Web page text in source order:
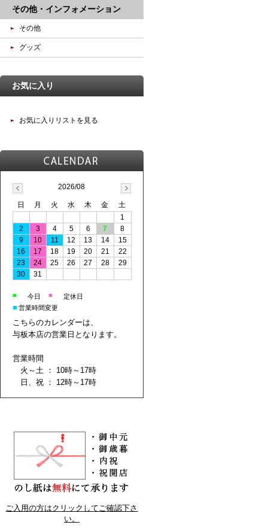
その他・インフォメーション
その他
グッズ
お気に入り
お気に入りリストを見る
2026/08
日 月 火 水 木 金
土
1
2
3 4 5 6 7
8
9
10 11 12 13 14
15
16
17 18 19 20 21
22
23
24 25 26 27 28
29
30
31
■ 今日 ■ 定休日
■ 営業時間変更
こちらのカレンダーは、
与板本店の営業日となります。
営業時間
火～土 ： 10時～17時
日、祝 ： 12時～17時
ご入用の方はクリックしてご確認下さ
い。